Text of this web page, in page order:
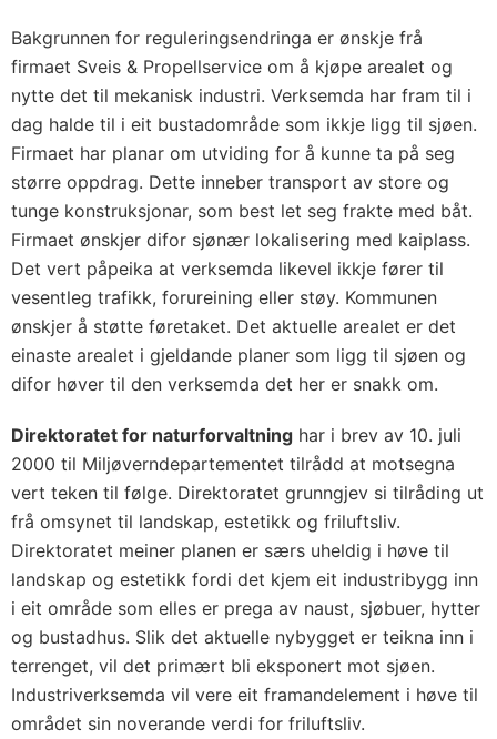
Bakgrunnen for reguleringsendringa er ønskje frå
firmaet Sveis & Propellservice om å kjøpe arealet og
nytte det til mekanisk industri. Verksemda har fram til i
dag halde til i eit bustadområde som ikkje ligg til sjøen.
Firmaet har planar om utviding for å kunne ta på seg
større oppdrag. Dette inneber transport av store og
tunge konstruksjonar, som best let seg frakte med båt.
Firmaet ønskjer difor sjønær lokalisering med kaiplass.
Det vert påpeika at verksemda likevel ikkje fører til
vesentleg trafikk, forureining eller støy. Kommunen
ønskjer å støtte føretaket. Det aktuelle arealet er det
einaste arealet i gjeldande planer som ligg til sjøen og
difor høver til den verksemda det her er snakk om.
Direktoratet for naturforvaltning har i brev av 10. juli
2000 til Miljøverndepartementet tilrådd at motsegna
vert teken til følge. Direktoratet grunngjev si tilråding ut
frå omsynet til landskap, estetikk og friluftsliv.
Direktoratet meiner planen er særs uheldig i høve til
landskap og estetikk fordi det kjem eit industribygg inn
i eit område som elles er prega av naust, sjøbuer, hytter
og bustadhus. Slik det aktuelle nybygget er teikna inn i
terrenget, vil det primært bli eksponert mot sjøen.
Industriverksemda vil vere eit framandelement i høve til
området sin noverande verdi for friluftsliv.